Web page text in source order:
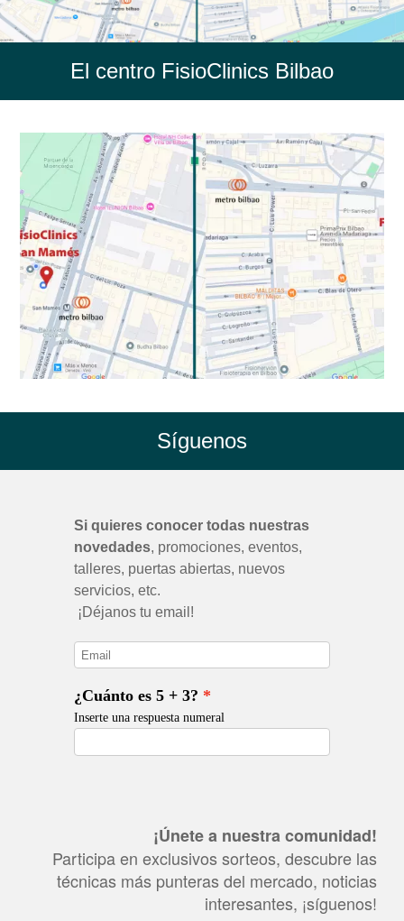
El centro FisioClinics Bilbao
Síguenos
¡Únete a nuestra comunidad!
Participa en exclusivos sorteos, descubre las
técnicas más punteras del mercado, noticias
interesantes, ¡síguenos!